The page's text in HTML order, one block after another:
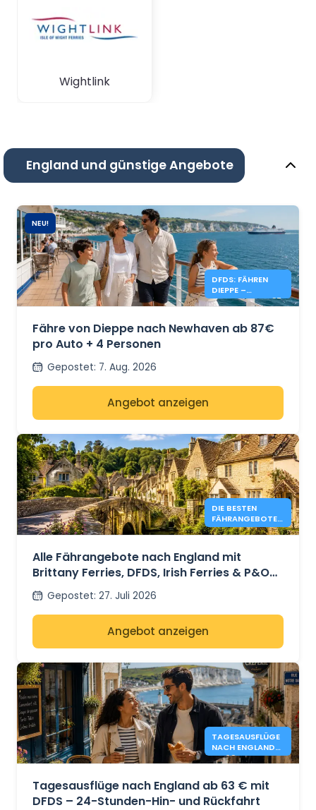
Wightlink
England und günstige Angebote
NEU!
DFDS: FÄHREN
DIEPPE –
NEWHAVEN AB 87
Fähre von Dieppe nach Newhaven ab 87€
pro Auto + 4 Personen
Gepostet: 7. Aug. 2026
Angebot anzeigen
DIE BESTEN
FÄHRANGEBOTE
NACH ENGLAND
41 €
Alle Fährangebote nach England mit
Brittany Ferries, DFDS, Irish Ferries & P&O
Ferries – ab 41 €
Gepostet: 27. Juli 2026
Angebot anzeigen
TAGESAUSFLÜGE
NACH ENGLAND
AB 63 € - DFDS
Tagesausflüge nach England ab 63 € mit
DFDS – 24-Stunden-Hin- und Rückfahrt